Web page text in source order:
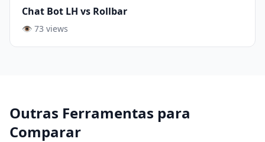
Chat Bot LH vs Rollbar
👁️ 73 views
Outras Ferramentas para
Comparar